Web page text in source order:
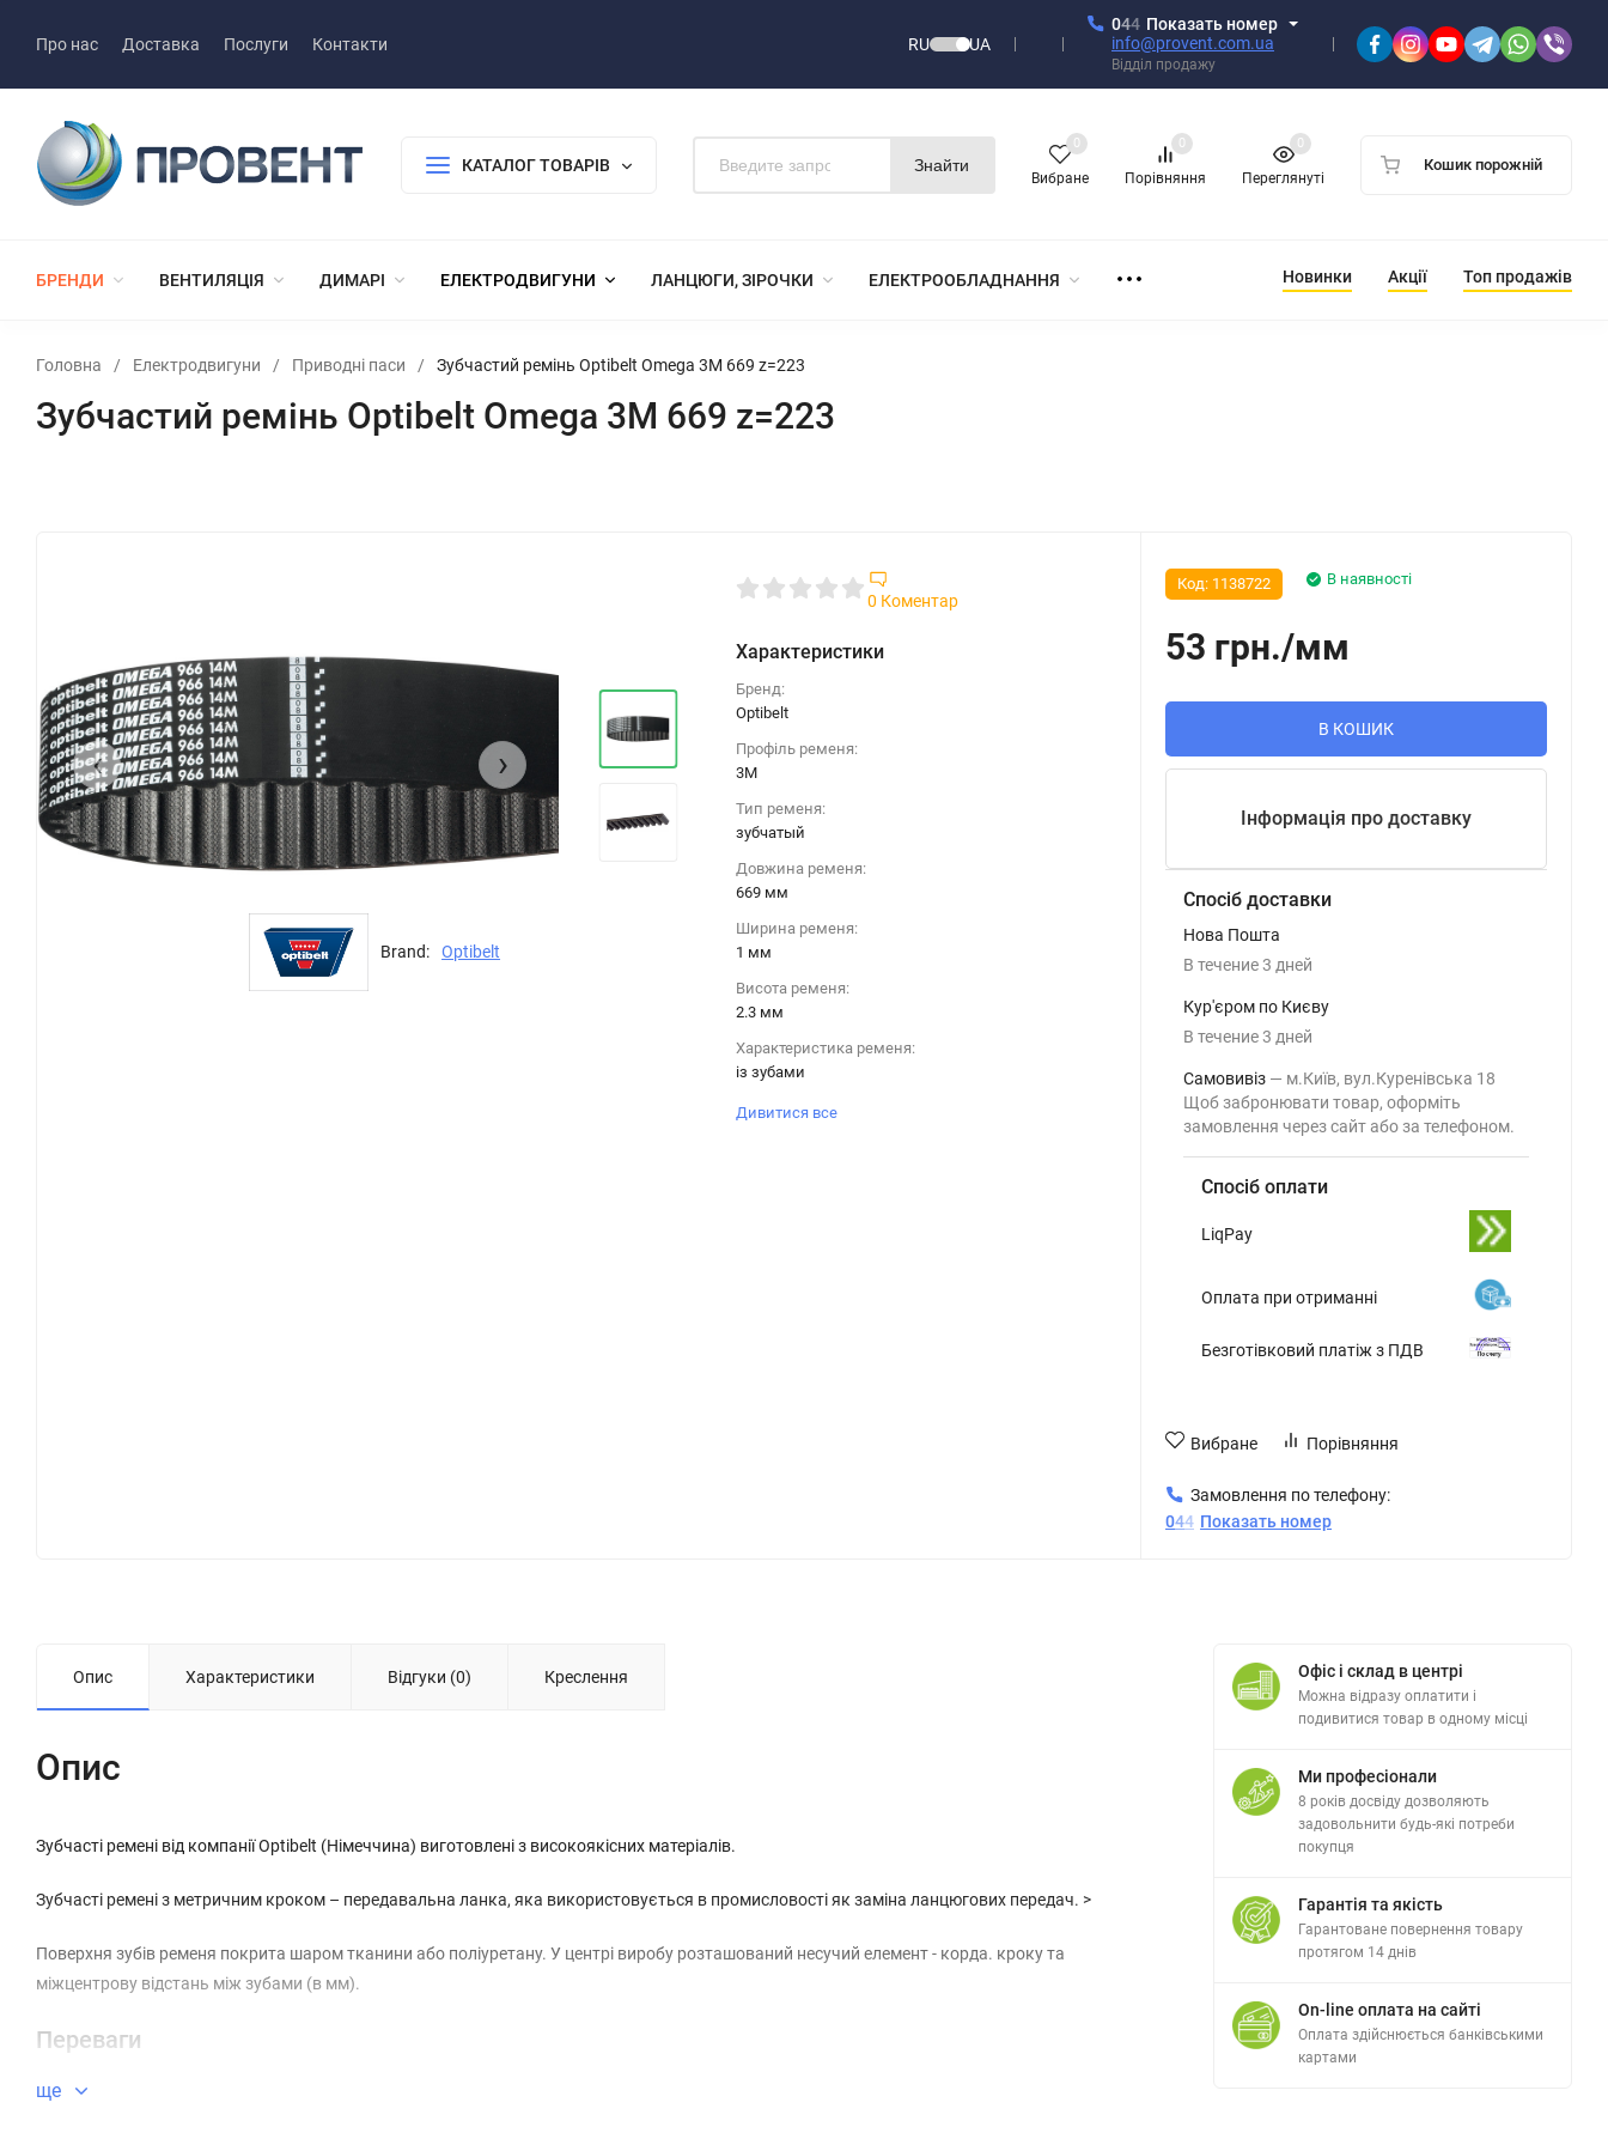
Про нас Доставка Послуги Контакти RU UA
044 Показать номер
info@provent.com.ua
Відділ продажу
КАТАЛОГ ТОВАРІВ Знайти
Вибране
0
Порівняння
0
Переглянуті
0
Кошик порожній
БРЕНДИ ВЕНТИЛЯЦІЯ ДИМАРІ ЕЛЕКТРОДВИГУНИ ЛАНЦЮГИ, ЗІРОЧКИ ЕЛЕКТРООБЛАДНАННЯ Новинки Акції Топ продажів
Головна / Електродвигуни / Приводні паси / Зубчастий ремінь Optibelt Omega 3M 669 z=223
Зубчастий ремінь Optibelt Omega 3M 669 z=223
‹ ›
Brand: Optibelt
0 Коментар
Характеристики
Бренд:
Optibelt
Профіль ременя:
3M
Тип ременя:
зубчатый
Довжина ременя:
669 мм
Ширина ременя:
1 мм
Висота ременя:
2.3 мм
Характеристика ременя:
із зубами
Дивитися все
В наявності
Код: 1138722
53 грн./мм
В КОШИК
Інформація про доставку
Спосіб доставки
Нова Пошта
В течение3 дней
Кур'єром по Києву
В течение3 дней
Самовивіз
м.Київ, вул.Куренівська 18
Щоб забронювати товар, оформіть
замовлення через сайт або за телефоном.
Спосіб оплати
LiqPay
Оплата при отриманні
Безготівковий платіж з ПДВ
Вибране Порівняння
Замовлення по телефону:
044 Показать номер
Опис Характеристики Відгуки (0) Креслення
Опис
Зубчасті ремені від компанії Optibelt (Німеччина) виготовлені з високоякісних матеріалів.
Зубчасті ремені з метричним кроком – передавальна ланка, яка використовується в промисловості як заміна ланцюгових передач. >
Поверхня зубів ременя покрита шаром тканини або поліуретану. У центрі виробу розташований несучий елемент - корда. кроку та
міжцентрову відстань між зубами (в мм).
Переваги
мале навантаження на підшипники;
ще
Офіс і склад в центрі
Можна відразу оплатити і
подивитися товар в одному місці
Ми професіонали
8 років досвіду дозволяють
задовольнити будь-які потреби
покупця
Гарантія та якість
Гарантоване повернення товару
протягом 14 днів
On-line оплата на сайті
Оплата здійснюється банківськими
картами